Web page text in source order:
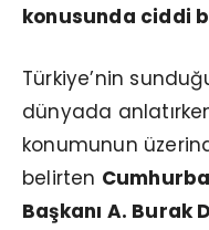
konusunda ciddi
Türkiye’nin
dünyada
konumunun
belirten
Başkanı A. Burak